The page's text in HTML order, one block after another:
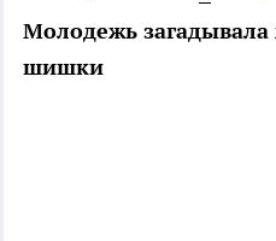
Молодежь
шишки